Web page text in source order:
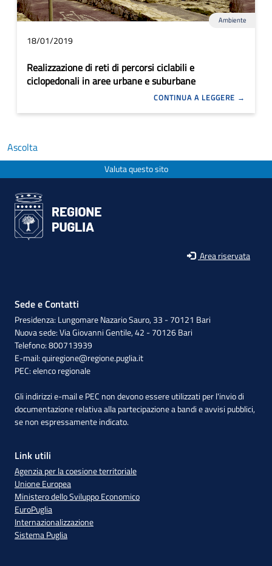
Ambiente
18/01/2019
Realizzazione di reti di percorsi ciclabili e
ciclopedonali in aree urbane e suburbane
CONTINUA A LEGGERE
Ascolta
Valuta questo sito
Area riservata
Sede e Contatti
Presidenza: Lungomare Nazario Sauro, 33 - 70121 Bari
Nuova sede: Via Giovanni Gentile, 42 - 70126 Bari
Telefono: 800713939
E-mail:quiregione@regione.puglia.it
PEC:elenco regionale
Gli indirizzi e-mail e PEC non devono essere utilizzati per l'invio di
documentazione relativa alla partecipazione a bandi e avvisi pubblici,
se non espressamente indicato.
Link utili
Agenzia per la coesione territoriale
Unione Europea
Ministero dello Sviluppo Economico
EuroPuglia
Internazionalizzazione
Sistema Puglia